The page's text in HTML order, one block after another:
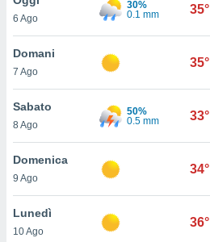
è
al sito
di
ci
di
il
un
6 Ago
30%
0.1 mm
35°
Domani
7 Ago
35°
Sabato
8 Ago
50%
0.5 mm
33°
Domenica
9 Ago
34°
Lunedì
10 Ago
36°